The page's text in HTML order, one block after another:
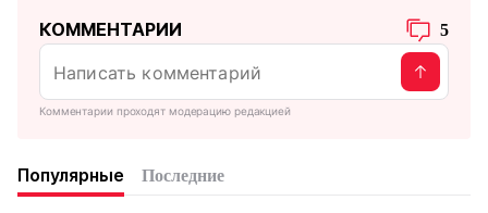
КОММЕНТАРИИ 5
Комментарии проходят модерацию редакцией
Популярные Последние